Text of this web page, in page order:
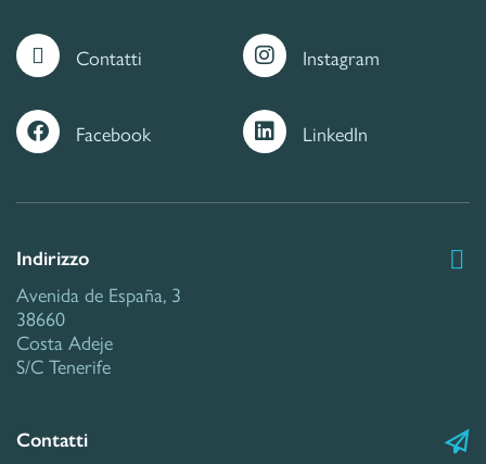
Contatti Instagram
Facebook LinkedIn
Indirizzo
Avenida de España, 3
38660
Costa Adeje
S/C Tenerife
Contatti